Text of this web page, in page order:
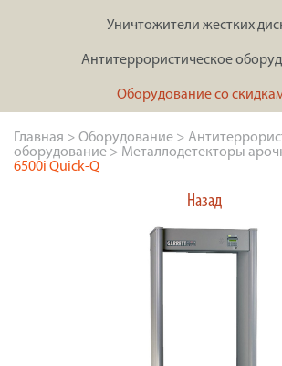
Уничтожители жестких
Антитеррористическое
Оборудование со
Главная > Оборудование >
оборудование > Металлодетекторы
6500i Quick-Q
Назад